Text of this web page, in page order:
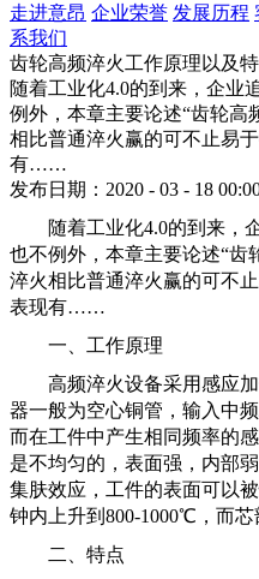
走进意昂 企业荣誉 发展历程
系我们
齿轮高频淬火工作原理以及
随着工业化4.0的到来，企业
例外，本章主要论述“齿轮高
相比普通淬火赢的可不止易
有……
发布日期：2020 - 03 - 18
随着工业化4.0的到来，
也不例外，本章主要论述“齿
淬火相比普通淬火赢的可不
表现有……
一、工作原理
高频淬火设备采用感应
器一般为空心铜管，输入中
而在工件中产生相同频率的
是不均匀的，表面强，内部
集肤效应，工件的表面可以
钟内上升到800-1000℃，而
二、特点